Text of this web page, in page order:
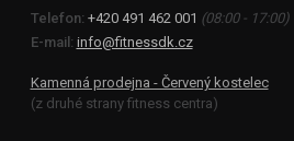
Telefon: +420 491 462 001 (08:00 - 17:00)
E-mail: info@fitnessdk.cz
Kamenná prodejna - Červený kostelec
(z druhé strany fitness centra)